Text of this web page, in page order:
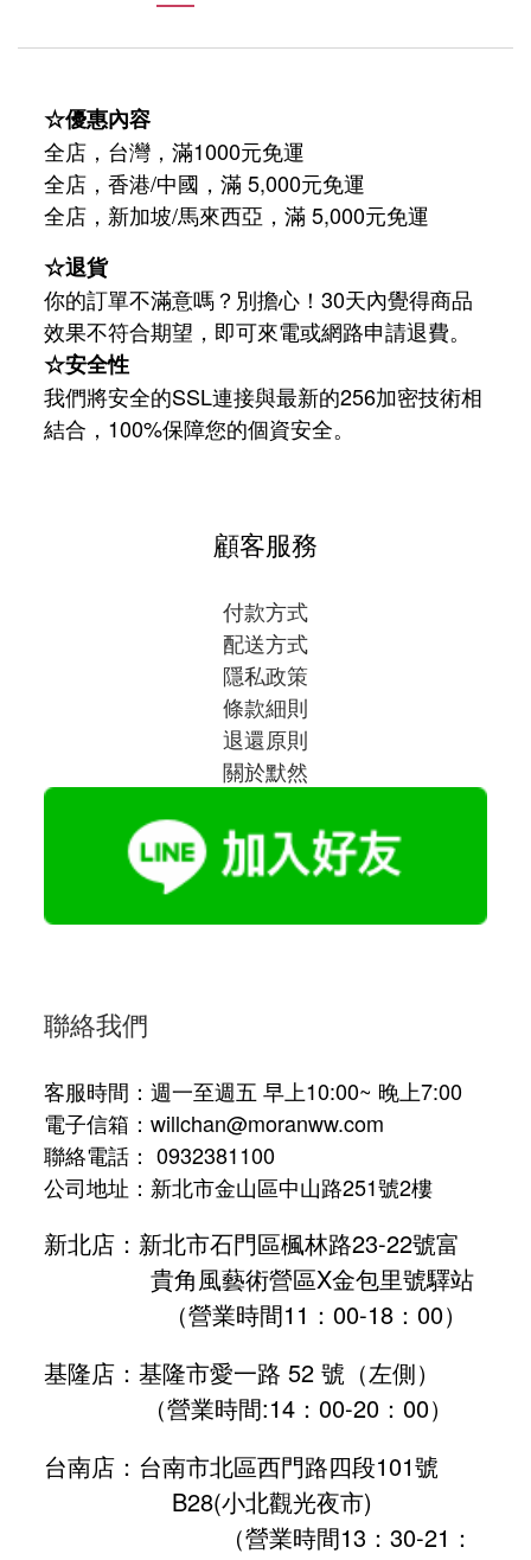
☆優惠內容
全店，台灣，滿1000元免運
全店，香港/中國，滿 5,000元免運
全店，新加坡/馬來西亞，滿 5,000元免運
☆退貨
你的訂單不滿意嗎？別擔心！30天內覺得商品
效果不符合期望，即可來電或網路申請退費。
☆安全性
我們將安全的SSL連接與最新的256加密技術相
結合，100%保障您的個資安全。
顧客服務
付款方式
配送方式
隱私政策
條款細則
退還原則
關於默然
聯絡我們
客服時間：週一至週五 早上10:00~ 晚上7:00
電子信箱：willchan@moranww.com
聯絡電話： 0932381100
公司地址：新北市金山區中山路251號2樓
新北店：新北市石門區楓林路23-22號富
貴角風藝術營區X金包里號驛站
（營業時間11：00-18：00）
基隆店：基隆市愛一路 52 號（左側）
（營業時間:14：00-20：00）
台南店：台南市北區西門路四段101號
B28(小北觀光夜市)
（營業時間13：30-21：